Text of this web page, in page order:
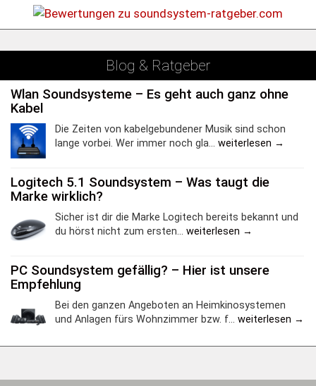
Blog & Ratgeber
Wlan Soundsysteme – Es geht auch ganz ohne
Kabel
Die Zeiten von kabelgebundener Musik sind schon
lange vorbei. Wer immer noch gla... weiterlesen →
Logitech 5.1 Soundsystem – Was taugt die
Marke wirklich?
Sicher ist dir die Marke Logitech bereits bekannt und
du hörst nicht zum ersten... weiterlesen →
PC Soundsystem gefällig? – Hier ist unsere
Empfehlung
Bei den ganzen Angeboten an Heimkinosystemen
und Anlagen fürs Wohnzimmer bzw. f... weiterlesen →